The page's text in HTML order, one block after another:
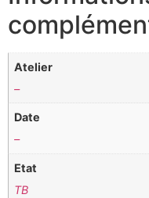
Atelier
–
Date
–
Etat
TB